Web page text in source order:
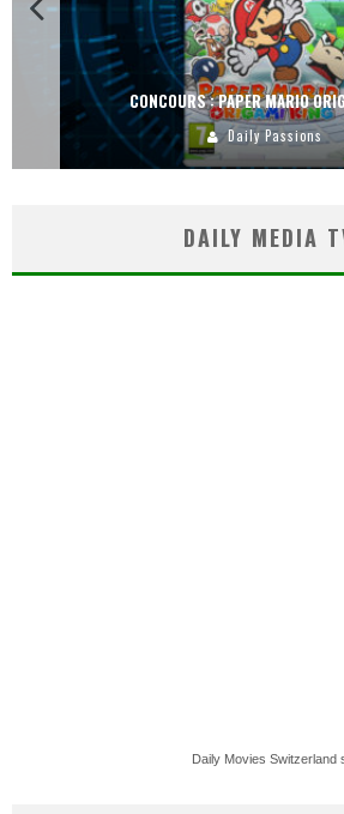
CONCOURS : PAPER MARIO
Daily Passions
DAILY MEDIA
Daily Movies Switzerland